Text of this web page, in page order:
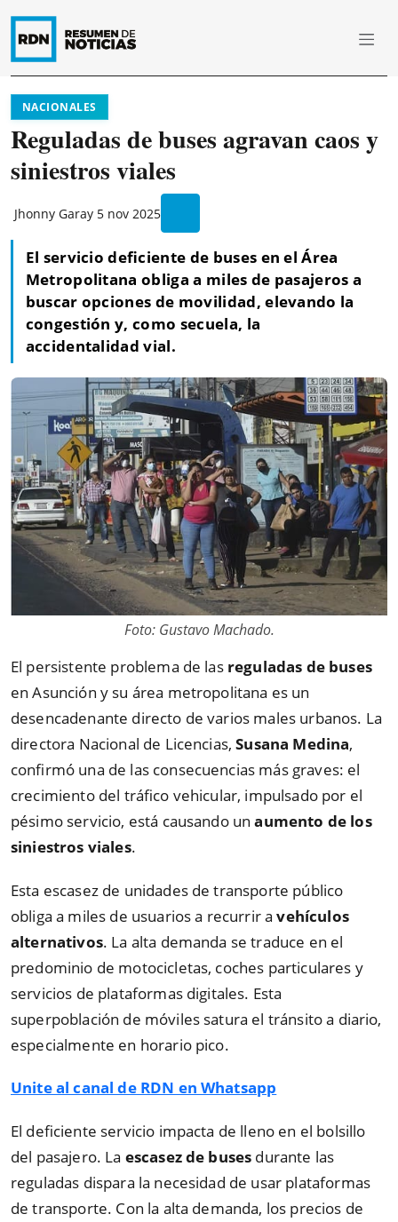
NACIONALES
Reguladas de buses agravan caos y
siniestros viales
Jhonny Garay 5 nov 2025
El servicio deficiente de buses en el Área
Metropolitana obliga a miles de pasajeros a
buscar opciones de movilidad, elevando la
congestión y, como secuela, la
accidentalidad vial.
Foto: Gustavo Machado.
El persistente problema de las reguladas de buses
en Asunción y su área metropolitana es un
desencadenante directo de varios males urbanos. La
directora Nacional de Licencias,Susana Medina,
confirmó una de las consecuencias más graves: el
crecimiento del tráfico vehicular, impulsado por el
pésimo servicio, está causando unaumento de los
siniestros viales.
Esta escasez de unidades de transporte público
obliga a miles de usuarios a recurrir avehículos
alternativos. La alta demanda se traduce en el
predominio de motocicletas, coches particulares y
servicios de plataformas digitales. Esta
superpoblación de móviles satura el tránsito a diario,
especialmente en horario pico.
Unite al canal de RDN en Whatsapp
El deficiente servicio impacta de lleno en el bolsillo
del pasajero. La escasez de buses durante las
reguladas dispara la necesidad de usar plataformas
de transporte. Con la alta demanda, los precios de